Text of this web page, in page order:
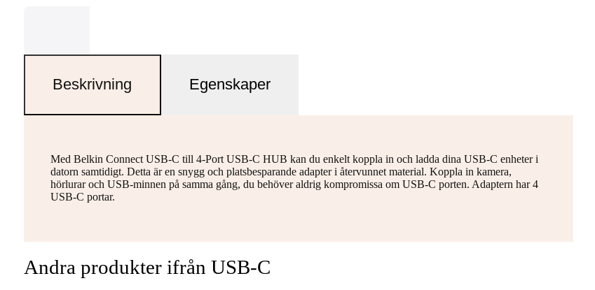
Beskrivning Egenskaper
Med Belkin Connect USB-C till 4-Port USB-C HUB kan du enkelt koppla in och ladda dina USB-C enheter i
datorn samtidigt. Detta är en snygg och platsbesparande adapter i återvunnet material. Koppla in kamera,
hörlurar och USB-minnen på samma gång, du behöver aldrig kompromissa om USB-C porten. Adaptern har 4
USB-C portar.
Andra produkter ifrån USB-C